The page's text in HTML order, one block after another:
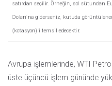
satırdan seçilir. Örneğin, sol sütundan
Doları'na giderseniz, kutuda
(kotasyon)'i temsil edecektir.
Avrupa işlemlerinde, WTI
üste üçüncü işlem gününde